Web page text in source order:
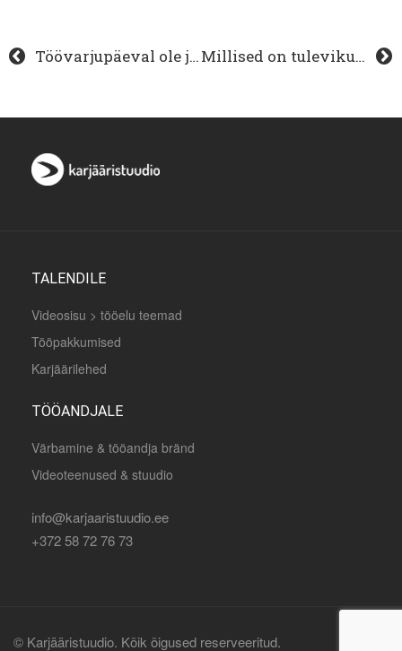
Töövarjupäeval ole julge ja küsi! | NOORED KARJÄÄRISTUUDIOS Millised on tulevikuoskused – ja erialad? | KUTSEKODA
TALENDILE
Videosisu > tööelu teemad
Tööpakkumised
Karjäärilehed
TÖÖANDJALE
Värbamine & tööandja bränd
Videoteenused & stuudio
info@karjaaristuudio.ee
+372 58 72 76 73
© Karjääristuudio. Kõik õigused reserveeritud.